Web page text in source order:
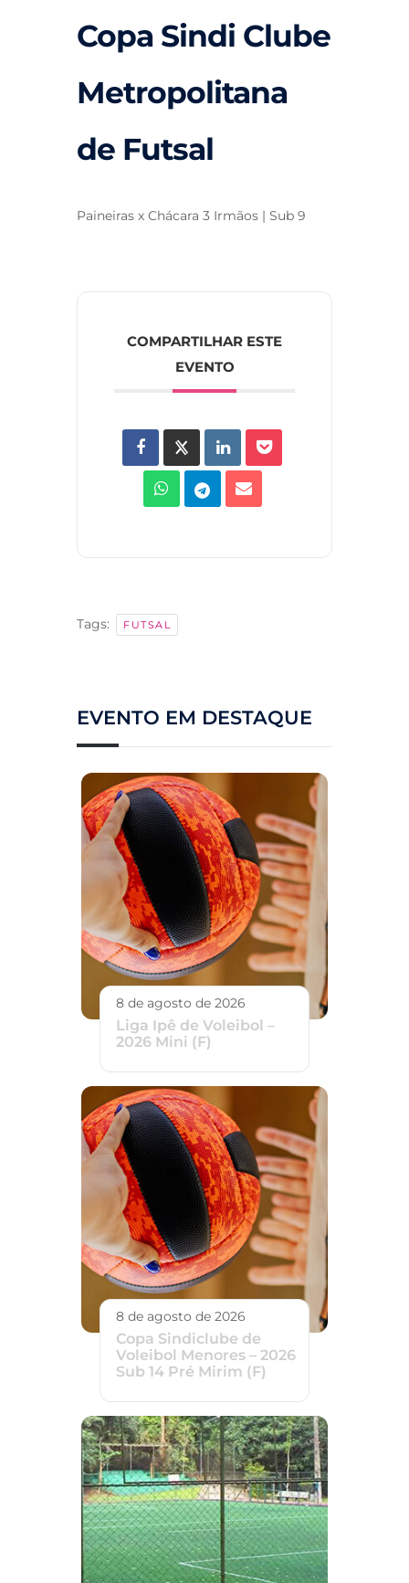
Copa Sindi Clube
Metropolitana
de Futsal
Paineiras x Chácara 3 Irmãos | Sub 9
COMPARTILHAR ESTE
EVENTO
Tags: FUTSAL
EVENTO EM DESTAQUE
8 de agosto de 2026
Liga Ipê de Voleibol –
2026 Mini (F)
8 de agosto de 2026
Copa Sindiclube de
Voleibol Menores – 2026
Sub 14 Pré Mirim (F)